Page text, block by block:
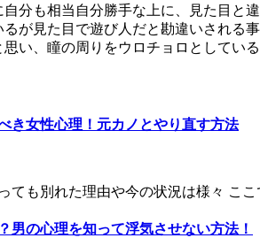
分も相当自分勝手な上に、見た目と
が見た目で遊び人だと勘違いされる
い、瞳の周りをウロチョロとしている
き女性心理！元カノとやり直す方法
ても別れた理由や今の状況は様々 こ
男の心理を知って浮気させない方法！